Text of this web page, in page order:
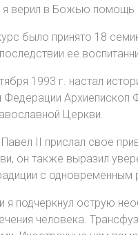
я верил в Божью помощь
было принято 18
ее
1993 г. настал
Федерации Архиепископ
Церкви.
II прислал свое
он также выразил
с
я подчеркнул острую
человека.